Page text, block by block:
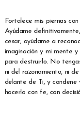
Fortalece mis piernas
Ayúdame
cesar, ayúdame a
imaginación y mi mente
para destruirlo. No
ni del razonamiento, ni
delante de Ti, y condene
hacerlo con fe, con